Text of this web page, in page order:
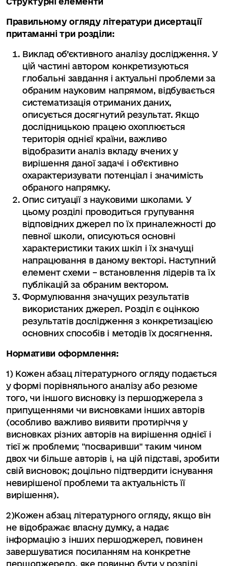
Правильному огляду літератури дисертації
притаманні три розділи:
Виклад об’єктивного аналізу дослідження. У
цій частині автором конкретизуються
глобальні завдання і актуальні проблеми за
обраним науковим напрямом, відбувається
систематизація отриманих даних,
описується досягнутий результат. Якщо
дослідницькою працею охоплюється
територія однієї країни, важливо
відобразити аналіз вкладу вчених у
вирішення даної задачі і об’єктивно
охарактеризувати потенціал і значимість
обраного напрямку.
Опис ситуації з науковими школами. У
цьому розділі проводиться групування
відповідних джерел по їх приналежності до
певної школи, описуються основні
характеристики таких шкіл і їх значущі
напрацювання в даному векторі. Наступний
елемент схеми – встановлення лідерів та їх
публікацій за обраним вектором.
Формулювання значущих результатів
використаних джерел. Розділ є оцінкою
результатів дослідження з конкретизацією
основних способів і методів їх досягнення.
Нормативи оформлення:
1) Кожен абзац літературного огляду подається
у формі порівняльного аналізу або резюме
того, чи іншого висновку із першоджерела з
припущеннями чи висновками інших авторів
(особливо важливо виявити протиріччя у
висновках різних авторів на вирішення однієї і
тієї ж проблеми; "посваривши" таким чином
двох чи більше авторів і, на цій підставі, зробити
свій висновок; доцільно підтвердити існування
невирішеної проблеми та актуальність її
вирішення).
2)Кожен абзац літературного огляду, якщо він
не відображає власну думку, а надає
інформацію з інших першоджерел, повинен
завершуватися посиланням на конкретне
першоджерело, яке повинно бути у розділі